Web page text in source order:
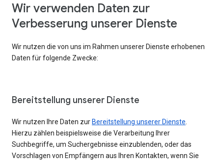
Wir verwenden Daten zur
Verbesserung unserer Dienste
Wir nutzen die von uns im Rahmen unserer Dienste erhobenen
Daten für folgende Zwecke:
Bereitstellung unserer Dienste
Wir nutzen Ihre Daten zur Bereitstellung unserer Dienste
Hierzu zählen beispielsweise die Verarbeitung Ihrer
Suchbegriffe, um Suchergebnisse einzublenden, oder das
Vorschlagen von Empfängern aus Ihren Kontakten, wenn Sie